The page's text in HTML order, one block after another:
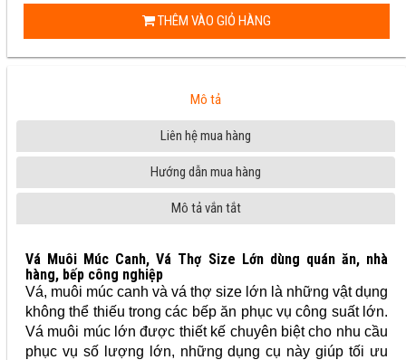
THÊM VÀO GIỎ HÀNG
Mô tả
Liên hệ mua hàng
Hướng dẫn mua hàng
Mô tả vắn tắt
Vá Muôi Múc Canh, Vá Thợ Size Lớn dùng quán ăn, nhà
hàng, bếp công nghiệp
Vá, muôi múc canh và vá thợ size lớn là những vật dụng
không thể thiếu trong các bếp ăn phục vụ công suất lớn.
Vá muôi múc lớn được thiết kế chuyên biệt cho nhu cầu
phục vụ số lượng lớn, những dụng cụ này giúp tối ưu